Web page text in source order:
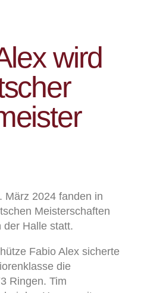
wird
März 2024 fanden in
Meisterschaften
der Halle statt.
Fabio Alex sicherte
die
Ringen. Tim